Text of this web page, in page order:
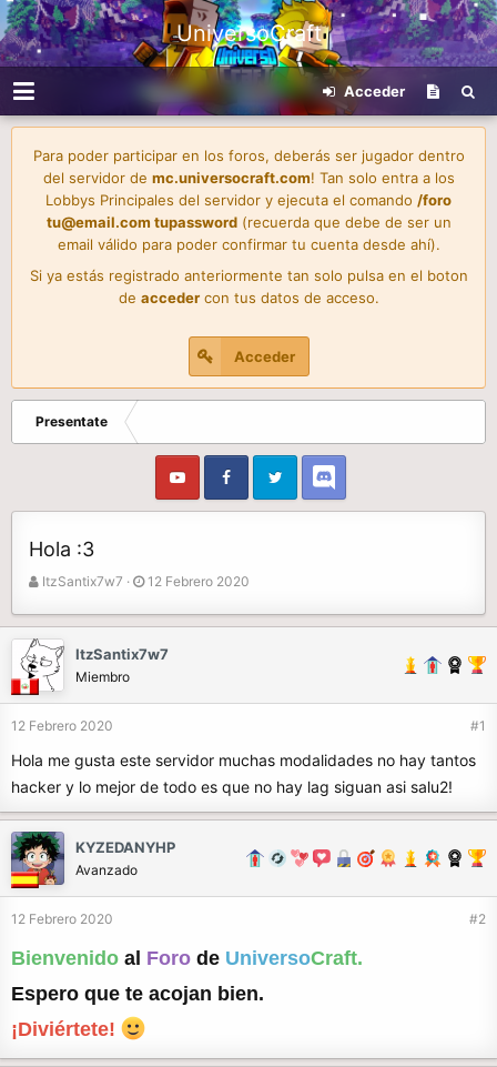
UniversoCraft
Acceder
Para poder participar en los foros, deberás ser jugador dentro
del servidor de mc.universocraft.com! Tan solo entra a los
Lobbys Principales del servidor y ejecuta el comando /foro
tu@email.com tupassword(recuerda que debe de ser un
email válido para poder confirmar tu cuenta desde ahí).
Si ya estás registrado anteriormente tan solo pulsa en el boton
de accedercon tus datos de acceso.
Acceder
Presentate
Hola :3
A
o
r
ItzSantix7w7
F
a
e
i
c
i
12 Febrero 2020
ItzSantix7w7
Miembro
12 Febrero 2020 #1
Hola me gusta este servidor muchas modalidades no hay tantos
hacker y lo mejor de todo es que no hay lag siguan asi salu2!
KYZEDANYHP
Avanzado
12 Febrero 2020 #2
Bienvenido al Foro de UniversoCraft.
Espero que te acojan bien.
¡Diviértete!